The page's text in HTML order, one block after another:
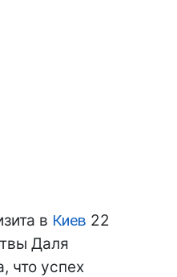
в Киев 22
Даля
что успех